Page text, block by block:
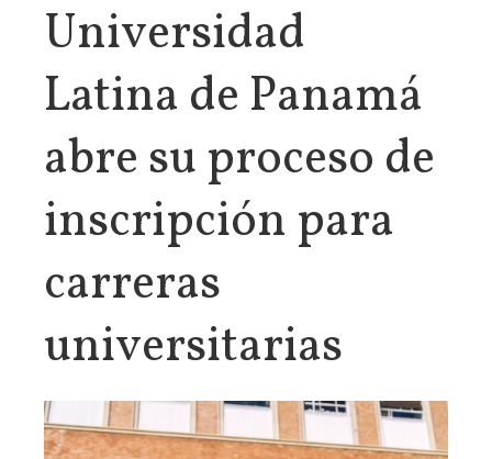
Universidad
Latina de Panamá
abre su proceso de
inscripción para
carreras
universitarias